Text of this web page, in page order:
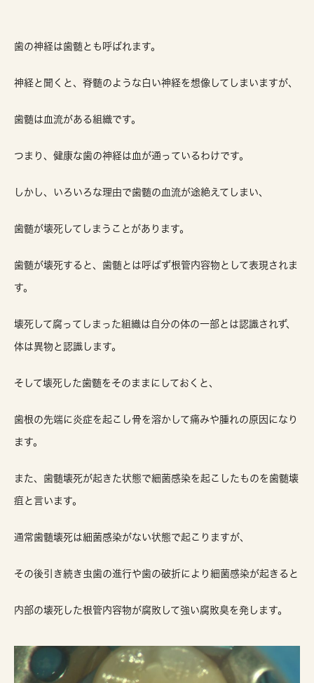
歯の神経は歯髄とも呼ばれます。
神経と聞くと、脊髄のような白い神経を想像してしまいますが、
歯髄は血流がある組織です。
つまり、健康な歯の神経は血が通っているわけです。
しかし、いろいろな理由で歯髄の血流が途絶えてしまい、
歯髄が壊死してしまうことがあります。
歯髄が壊死すると、歯髄とは呼ばず根管内容物として表現されま
す。
壊死して腐ってしまった組織は自分の体の一部とは認識されず、
体は異物と認識します。
そして壊死した歯髄をそのままにしておくと、
歯根の先端に炎症を起こし骨を溶かして痛みや腫れの原因になり
ます。
また、歯髄壊死が起きた状態で細菌感染を起こしたものを歯髄壊
疽と言います。
通常歯髄壊死は細菌感染がない状態で起こりますが、
その後引き続き虫歯の進行や歯の破折により細菌感染が起きると
内部の壊死した根管内容物が腐敗して強い腐敗臭を発します。